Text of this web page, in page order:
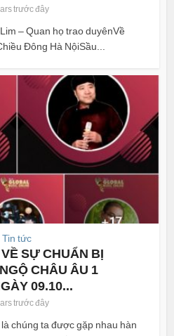
trước đây
– Quan họ trao duyênVề
Đông Hà NộiSầu...
Tin tức
SỰ CHUẨN BỊ
CHÂU ÂU 1
09.10...
trước đây
chúng ta được gặp nhau hàn